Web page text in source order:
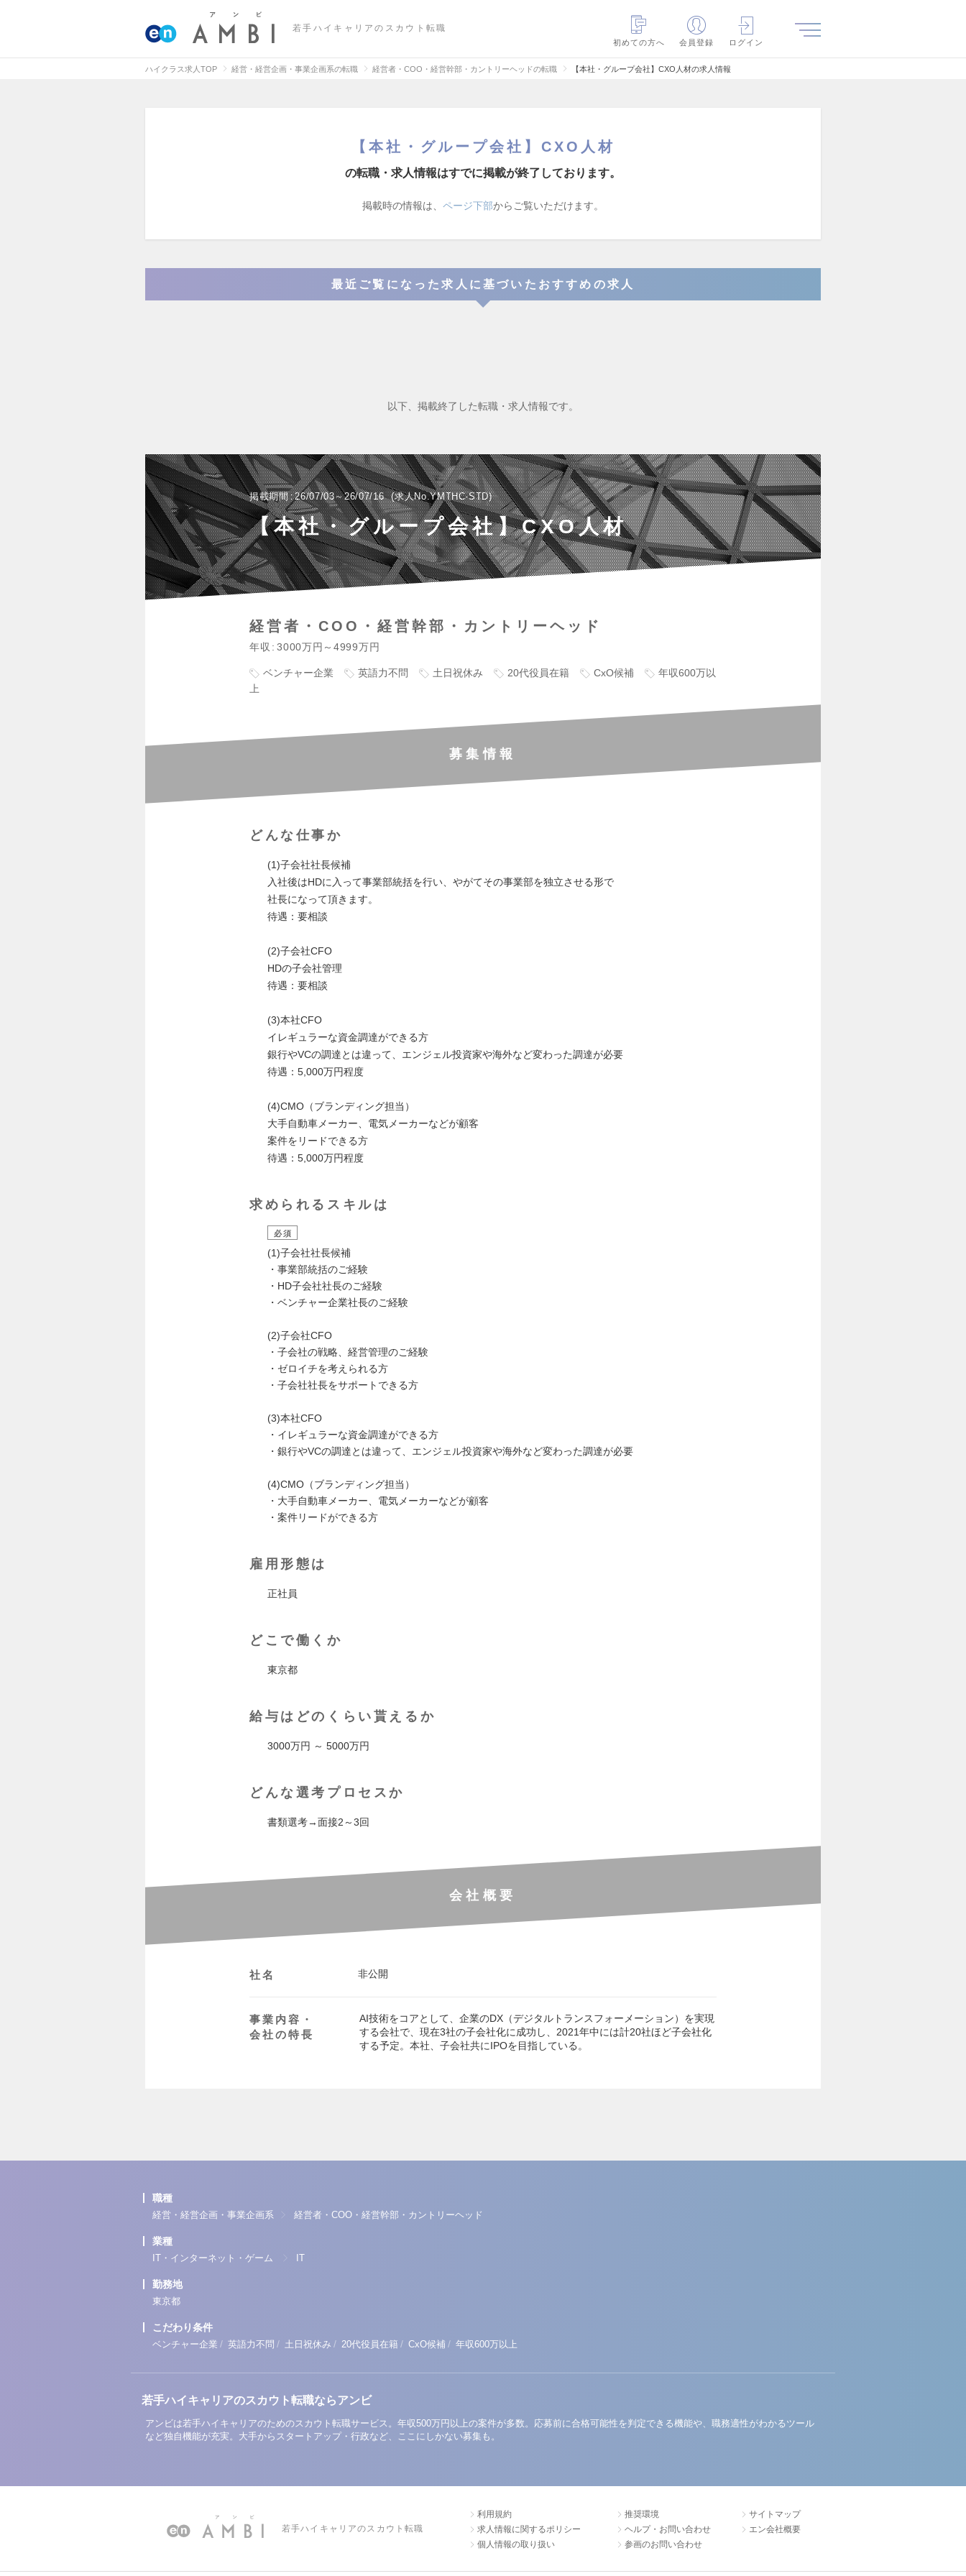
若手ハイキャリアのスカウト転職
初めての方へ
会員登録 ログイン
ハイクラス求人TOP 経営・経営企画・事業企画系の転職 経営者・COO・経営幹部・カントリーヘッドの転職 【本社・グループ会社】CXO人材の求人情報
【本社・グループ会社】CXO人材
の転職・求人情報はすでに掲載が終了しております。
掲載時の情報は、 ページ下部からご覧いただけます。
最近ご覧になった求人に基づいたおすすめの求人
以下、掲載終了した転職・求人情報です。
掲載期間 26/07/03～26/07/16 求人No.YMTHC-STD
【本社・グループ会社】CXO人材
経営者・COO・経営幹部・カントリーヘッド
年収 3000万円～4999万円
ベンチャー企業 英語力不問 土日祝休み 20代役員在籍 CxO候補
年収600万以
上
募集情報
どんな仕事か
(1)子会社社長候補
入社後はHDに入って事業部統括を行い、やがてその事業部を独立させる形で
社長になって頂きます。
待遇：要相談
(2)子会社CFO
HDの子会社管理
待遇：要相談
(3)本社CFO
イレギュラーな資金調達ができる方
銀行やVCの調達とは違って、エンジェル投資家や海外など変わった調達が必要
待遇：5,000万円程度
(4)CMO（ブランディング担当）
大手自動車メーカー、電気メーカーなどが顧客
案件をリードできる方
待遇：5,000万円程度
求められるスキルは
必須
(1)子会社社長候補
・事業部統括のご経験
・HD子会社社長のご経験
・ベンチャー企業社長のご経験
(2)子会社CFO
・子会社の戦略、経営管理のご経験
・ゼロイチを考えられる方
・子会社社長をサポートできる方
(3)本社CFO
・イレギュラーな資金調達ができる方
・銀行やVCの調達とは違って、エンジェル投資家や海外など変わった調達が必要
(4)CMO（ブランディング担当）
・大手自動車メーカー、電気メーカーなどが顧客
・案件リードができる方
雇用形態は
正社員
どこで働くか
東京都
給与はどのくらい貰えるか
3000万円 ～ 5000万円
どんな選考プロセスか
書類選考→面接2～3回
会社概要
社名 非公開
事業内容・
会社の特長
AI技術をコアとして、企業のDX（デジタルトランスフォーメーション）を実現
する会社で、現在3社の子会社化に成功し、2021年中には計20社ほど子会社化
する予定。本社、子会社共にIPOを目指している。
職種
経営・経営企画・事業企画系 経営者・COO・経営幹部・カントリーヘッド
業種
IT・インターネット・ゲーム IT
勤務地
東京都
こだわり条件
ベンチャー企業 / 英語力不問 / 土日祝休み / 20代役員在籍 / CxO候補 / 年収600万以上
若手ハイキャリアのスカウト転職ならアンビ
アンビは若手ハイキャリアのためのスカウト転職サービス。年収500万円以上の案件が多数。応募前に合格可能性を判定できる機能や、職務適性がわかるツール
など独自機能が充実。大手からスタートアップ・行政など、ここにしかない募集も。
若手ハイキャリアのスカウト転職
利用規約
求人情報に関するポリシー
個人情報の取り扱い
推奨環境
ヘルプ・お問い合わせ
参画のお問い合わせ
サイトマップ
エン会社概要